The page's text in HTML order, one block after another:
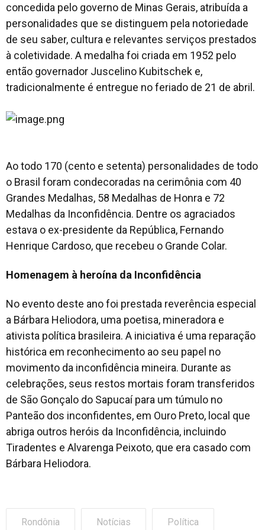
concedida pelo governo de Minas Gerais, atribuída a
personalidades que se distinguem pela notoriedade
de seu saber, cultura e relevantes serviços prestados
à coletividade. A medalha foi criada em 1952 pelo
então governador Juscelino Kubitschek e,
tradicionalmente é entregue no feriado de 21 de abril.
Ao todo 170 (cento e setenta) personalidades de todo
o Brasil foram condecoradas na cerimônia com 40
Grandes Medalhas, 58 Medalhas de Honra e 72
Medalhas da Inconfidência. Dentre os agraciados
estava o ex-presidente da República, Fernando
Henrique Cardoso, que recebeu o Grande Colar.
Homenagem à heroína da Inconfidência
No evento deste ano foi prestada reverência especial
a Bárbara Heliodora, uma poetisa, mineradora e
ativista política brasileira. A iniciativa é uma reparação
histórica em reconhecimento ao seu papel no
movimento da inconfidência mineira. Durante as
celebrações, seus restos mortais foram transferidos
de São Gonçalo do Sapucaí para um túmulo no
Panteão dos inconfidentes, em Ouro Preto, local que
abriga outros heróis da Inconfidência, incluindo
Tiradentes e Alvarenga Peixoto, que era casado com
Bárbara Heliodora.
Rondônia Notícias Política